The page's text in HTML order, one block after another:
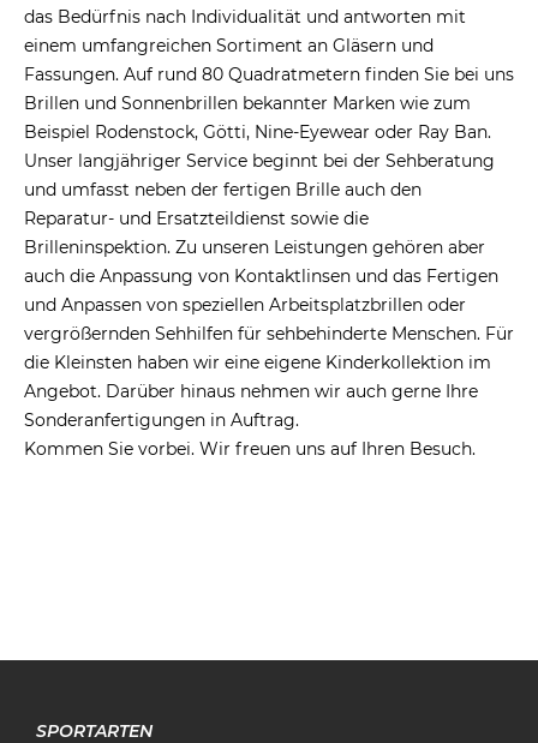
das Bedürfnis nach Individualität und antworten mit
einem umfangreichen Sortiment an Gläsern und
Fassungen. Auf rund 80 Quadratmetern finden Sie bei uns
Brillen und Sonnenbrillen bekannter Marken wie zum
Beispiel Rodenstock, Götti, Nine-Eyewear oder Ray Ban.
Unser langjähriger Service beginnt bei der Sehberatung
und umfasst neben der fertigen Brille auch den
Reparatur- und Ersatzteildienst sowie die
Brilleninspektion. Zu unseren Leistungen gehören aber
auch die Anpassung von Kontaktlinsen und das Fertigen
und Anpassen von speziellen Arbeitsplatzbrillen oder
vergrößernden Sehhilfen für sehbehinderte Menschen. Für
die Kleinsten haben wir eine eigene Kinderkollektion im
Angebot. Darüber hinaus nehmen wir auch gerne Ihre
Sonderanfertigungen in Auftrag.
Kommen Sie vorbei. Wir freuen uns auf Ihren Besuch.
SPORTARTEN